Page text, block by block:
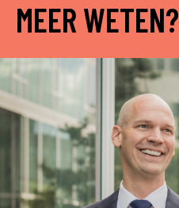
MEER WETEN?